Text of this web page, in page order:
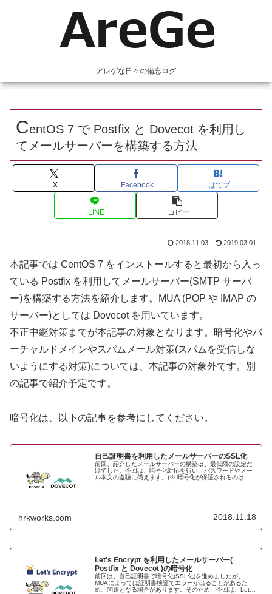
アレゲな日々の備忘ログ
CentOS 7 で Postfix と Dovecot を利用し
てメールサーバーを構築する方法
X Facebook はてブ
LINE コピー
2018.11.03 2019.03.01
本記事では CentOS 7 をインストールすると最初から入っ
ている Postfix を利用してメールサーバー(SMTP サーバ
ー)を構築する方法を紹介します。MUA (POP や IMAP の
サーバー)としては Dovecot を用いています。
不正中継対策までが本記事の対象となります。暗号化やバ
ーチャルドメインやスパムメール対策(スパムを受信しな
いようにする対策)については、本記事の対象外です。別
の記事で紹介予定です。
暗号化は、以下の記事を参考にしてください。
自己証明書を利用したメールサーバーのSSL化
前回、紹介したメールサーバーの構築は、最低限の設定だ
けでした。今回は、暗号化対応を行い、パスワードやメー
ル本文の盗聴に備えます。(※ 暗号化が保証されるのは、
hrkworks.com 2018.11.18
Let's Encrypt を利用したメールサーバー(
Postfix と Dovecot )の暗号化
前回は、自己証明書で暗号化(SSL化)を進めましたが、
MUAによっては証明書検証でエラーが出ることがあるた
め、問題となる場合があります。そのため、今回は、Let's